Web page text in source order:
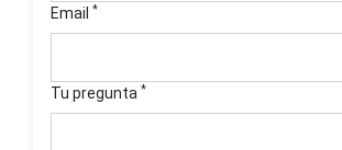
Email *
Tu pregunta *